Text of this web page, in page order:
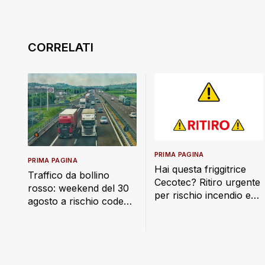
Traffico da bollino
rosso: weekend del 30
agosto a rischio code
PRIMA PAGINA
Hai questa friggitrice
Cecotec? Ritiro urgente
per rischio incendio e
PRIMA PAGINA